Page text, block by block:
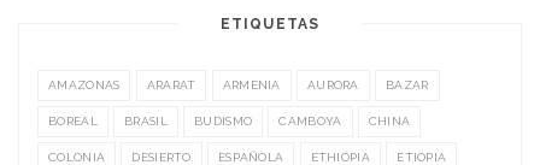
ETIQUETAS
AMAZONAS ARARAT ARMENIA AURORA BAZAR
BOREAL BRASIL BUDISMO CAMBOYA CHINA
COLONIA DESIERTO ESPAÑOLA ETHIOPIA ETIOPIA